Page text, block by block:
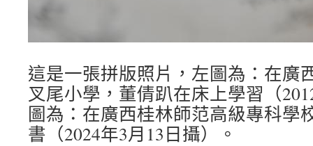
這是一張拼版照片，左圖為：在廣
叉尾小學，董倩趴在床上學習（
圖為：在廣西桂林師范高級專科學
書（2024年3月13日攝）。